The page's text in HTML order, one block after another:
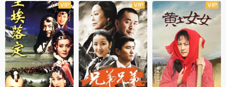
全25集
全50集 全23集